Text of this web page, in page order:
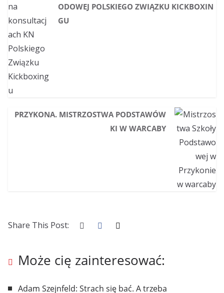
ODOWEJ POLSKIEGO ZWIĄZKU KICKBOXIN
GU
PRZYKONA. MISTRZOSTWA PODSTAWÓW
KI W WARCABY
Share This Post:
Może cię zainteresować:
Adam Szejnfeld: Strach się bać. A trzeba